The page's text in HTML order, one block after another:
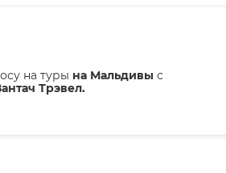
на туры на Мальдивы с
Трэвел.